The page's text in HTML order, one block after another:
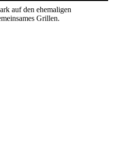
auf den ehemaligen
Grillen.